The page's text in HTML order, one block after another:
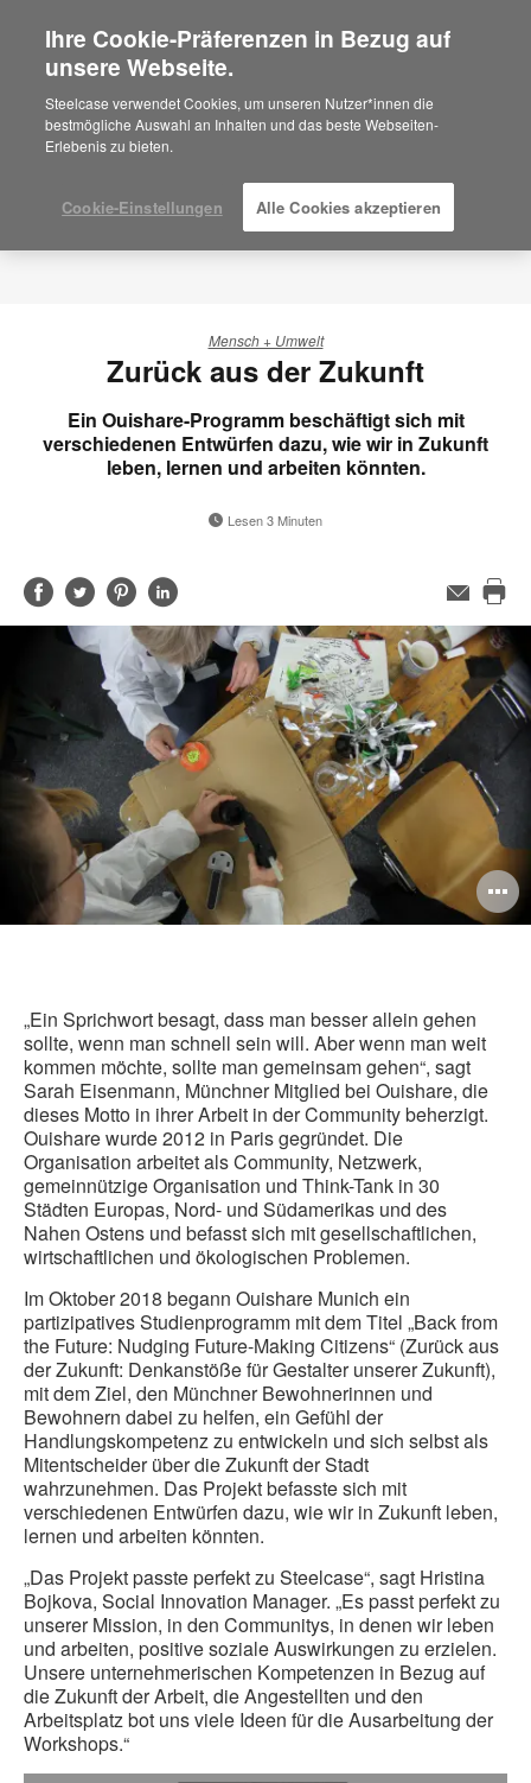
Are you in United States?
Would you like to see Products we sell in
your region?
Americas
Español
Mensch + Umwelt
Zurück aus der Zukunft
Ein Ouishare-Programm beschäftigt sich mit
verschiedenen Entwürfen dazu, wie wir in Zukunft
leben, lernen und arbeiten könnten.
Lesen 3 Minuten
Auf
Facebook
teilen
Auf
Twitter
teilen
Auf
Pinterest
teilen
Auf
LinkedIn
teilen
E-
Adresse
„Ein Sprichwort besagt, dass man besser allein gehen
sollte, wenn man schnell sein will. Aber wenn man weit
kommen möchte, sollte man gemeinsam gehen“, sagt
Sarah Eisenmann, Münchner Mitglied bei Ouishare, die
dieses Motto in ihrer Arbeit in der Community beherzigt.
Ouishare wurde 2012 in Paris gegründet. Die
Organisation arbeitet als Community, Netzwerk,
gemeinnützige Organisation und Think-Tank in 30
Städten Europas, Nord- und Südamerikas und des
Nahen Ostens und befasst sich mit gesellschaftlichen,
wirtschaftlichen und ökologischen Problemen.
Im Oktober 2018 begann Ouishare Munich ein
partizipatives Studienprogramm mit dem Titel „Back from
the Future: Nudging Future-Making Citizens“ (Zurück aus
der Zukunft: Denkanstöße für Gestalter unserer Zukunft),
mit dem Ziel, den Münchner Bewohnerinnen und
Bewohnern dabei zu helfen, ein Gefühl der
Handlungskompetenz zu entwickeln und sich selbst als
Mitentscheider über die Zukunft der Stadt
wahrzunehmen. Das Projekt befasste sich mit
verschiedenen Entwürfen dazu, wie wir in Zukunft leben,
lernen und arbeiten könnten.
„Das Projekt passte perfekt zu Steelcase“, sagt Hristina
Bojkova, Social Innovation Manager. „Es passt perfekt zu
unserer Mission, in den Communitys, in denen wir leben
und arbeiten, positive soziale Auswirkungen zu erzielen.
Unsere unternehmerischen Kompetenzen in Bezug auf
die Zukunft der Arbeit, die Angestellten und den
Arbeitsplatz bot uns viele Ideen für die Ausarbeitung der
Workshops.“
Ihre Cookie-Präferenzen in Bezug auf
unsere Webseite.
Steelcase verwendet Cookies, um unseren Nutzer*innen die
bestmögliche Auswahl an Inhalten und das beste Webseiten-
Erlebenis zu bieten.
Cookie-Einstellungen Alle Cookies akzeptieren